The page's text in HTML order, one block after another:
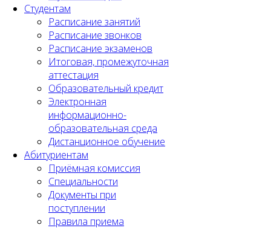
Студентам
Расписание занятий
Расписание звонков
Расписание экзаменов
Итоговая, промежуточная
аттестация
Образовательный кредит
Электронная
информационно-
образовательная среда
Дистанционное обучение
Абитуриентам
Приёмная комиссия
Специальности
Документы при
поступлении
Правила приема